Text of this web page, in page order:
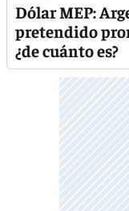
Dólar MEP:
pretendido
¿de cuánto es?